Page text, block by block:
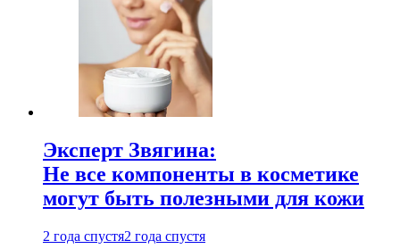
Эксперт Звягина:
Не все компоненты в косметике
могут быть полезными для кожи
2 года спустя2 года спустя